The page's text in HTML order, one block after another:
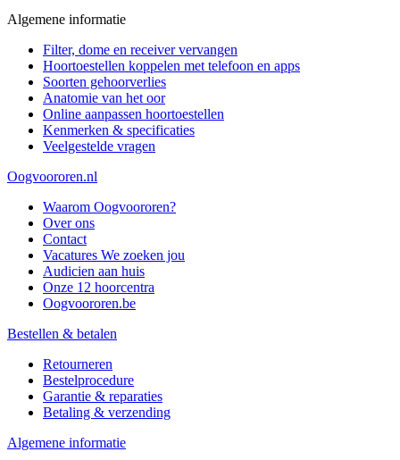
Algemene informatie
Filter, dome en receiver vervangen
Hoortoestellen koppelen met telefoon en apps
Soorten gehoorverlies
Anatomie van het oor
Online aanpassen hoortoestellen
Kenmerken & specificaties
Veelgestelde vragen
Oogvoororen.nl
Waarom Oogvoororen?
Over ons
Contact
Vacatures We zoeken jou
Audicien aan huis
Onze 12 hoorcentra
Oogvoororen.be
Bestellen & betalen
Retourneren
Bestelprocedure
Garantie & reparaties
Betaling & verzending
Algemene informatie